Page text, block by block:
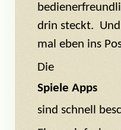
drin steckt.
mal eben ins
Die
Spiele Apps
sind schnell